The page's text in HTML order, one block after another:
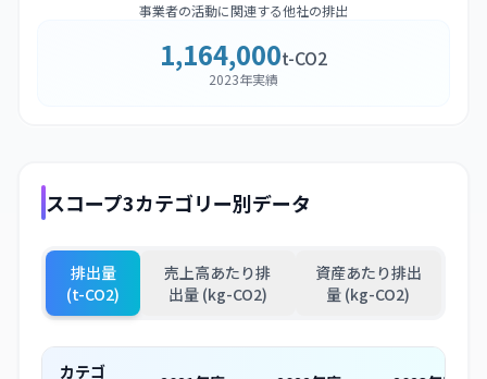
事業者の活動に関連する他社の排出
1,164,000t-CO2
2023年実績
スコープ3カテゴリー別データ
排出量
(t-CO2)
売上高あたり排
出量 (kg-CO2)
資産あたり排出
量 (kg-CO2)
カテゴ